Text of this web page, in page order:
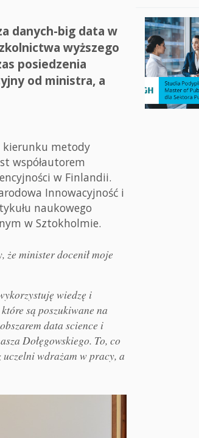
danych-big data w
wyższego
posiedzenia
od ministra, a
kierunku metody
współautorem
w Finlandii.
Innowacyjność i
naukowego
w Sztokholmie.
że minister docenił moje
wiedzę i
są poszukiwane na
data science i
Dołęgowskiego. To, co
uczelni wdrażam w pracy, a